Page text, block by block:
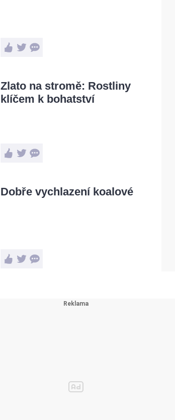
Zlato na stromě: Rostliny
klíčem k bohatství
Dobře vychlazení koalové